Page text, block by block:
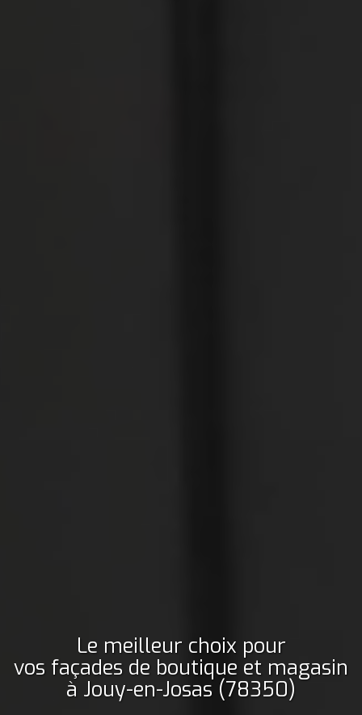
Le meilleur choix pour
vos façades de boutique et magasin
à Jouy-en-Josas (78350)